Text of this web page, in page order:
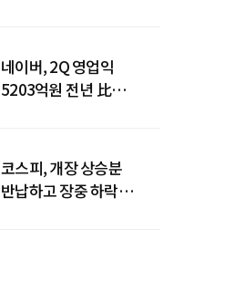
네이버, 2Q 영업익
5203억원 전년 比
코스피, 개장 상승분
반납하고 장중 하락